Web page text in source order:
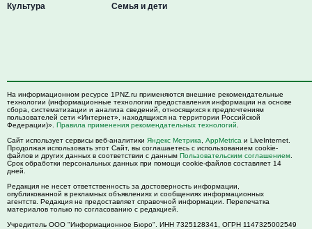
Культура
Семья и дети
На информационном ресурсе 1PNZ.ru применяются внешние рекомендательные
технологии (информационные технологии предоставления информации на основе
сбора, систематизации и анализа сведений, относящихся к предпочтениям
пользователей сети «Интернет», находящихся на территории Российской
Федерации)». Правила применения рекомендательных технологий
Сайт использует сервисы веб-аналитики Яндекс Метрика AppMetrica и LiveInternet.
Продолжая использовать этот Сайт, вы соглашаетесь с использованием cookie-
файлов и других данных в соответствии с данным Пользовательским соглашением
Срок обработки персональных данных при помощи cookie-файлов составляет 14
дней.
Редакция не несет ответственность за достоверность информации,
опубликованной в рекламных объявлениях и сообщениях информационных
агентств. Редакция не предоставляет справочной информации. Перепечатка
материалов только по согласованию с редакцией.
Учредитель ООО "Информационное Бюро". ИНН 7325128341, ОГРН 1147325002549